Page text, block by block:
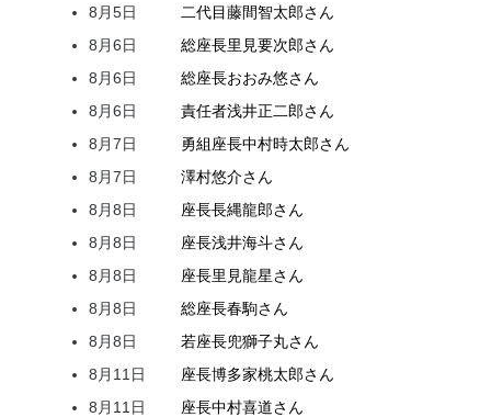
8月5日
二代目藤間智太郎さん
8月6日
総座長里見要次郎さん
8月6日
総座長おおみ悠さん
8月6日
責任者浅井正二郎さん
8月7日
勇組座長中村時太郎さん
8月7日
澤村悠介さん
8月8日
座長長縄龍郎さん
8月8日
座長浅井海斗さん
8月8日
座長里見龍星さん
8月8日
総座長春駒さん
8月8日
若座長兜獅子丸さん
8月11日
座長博多家桃太郎さん
8月11日
座長中村喜道さん